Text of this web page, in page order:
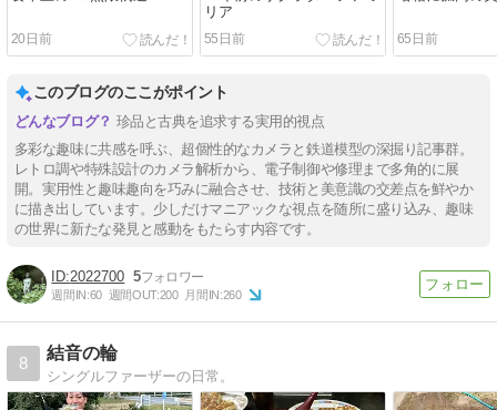
20日前
リア
55日前
65日前
このブログのここがポイント
珍品と古典を追求する実用的視点
多彩な趣味に共感を呼ぶ、超個性的なカメラと鉄道模型の深掘り記事群。
レトロ調や特殊設計のカメラ解析から、電子制御や修理まで多角的に展
開。実用性と趣味趣向を巧みに融合させ、技術と美意識の交差点を鮮やか
に描き出しています。少しだけマニアックな視点を随所に盛り込み、趣味
の世界に新たな発見と感動をもたらす内容です。
2022700 5
週間IN:60 週間OUT:200 月間IN:260
8
結音の輪
シングルファーザーの日常。